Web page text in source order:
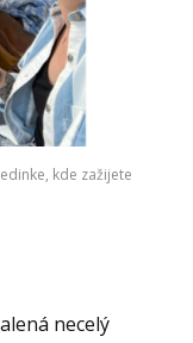
kde zažijete
necelý